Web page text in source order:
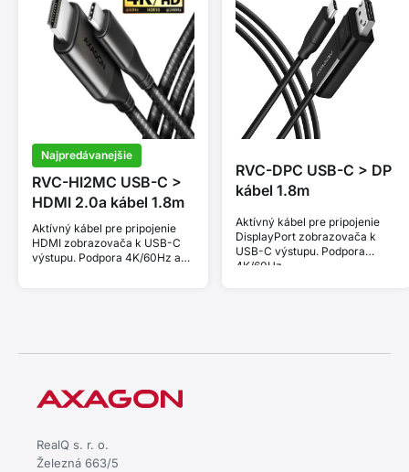
Najpredávanejšie
RVC-HI2MC USB-C >
HDMI 2.0a kábel 1.8m
Aktívný kábel pre pripojenie
HDMI zobrazovača k USB-C
výstupu. Podpora 4K/60Hz a
RVC-DPC USB-C > DP
kábel 1.8m
Aktívný kábel pre pripojenie
DisplayPort zobrazovača k
USB-C výstupu. Podpora
4K/60Hz.
RealQ s. r. o.
Železná 663/5